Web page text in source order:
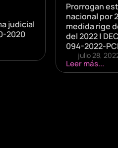
judicial
2020
Prorrogan
nacional por
medida rige
del 2022 |
094-2022-
julio 28,
Leer más...